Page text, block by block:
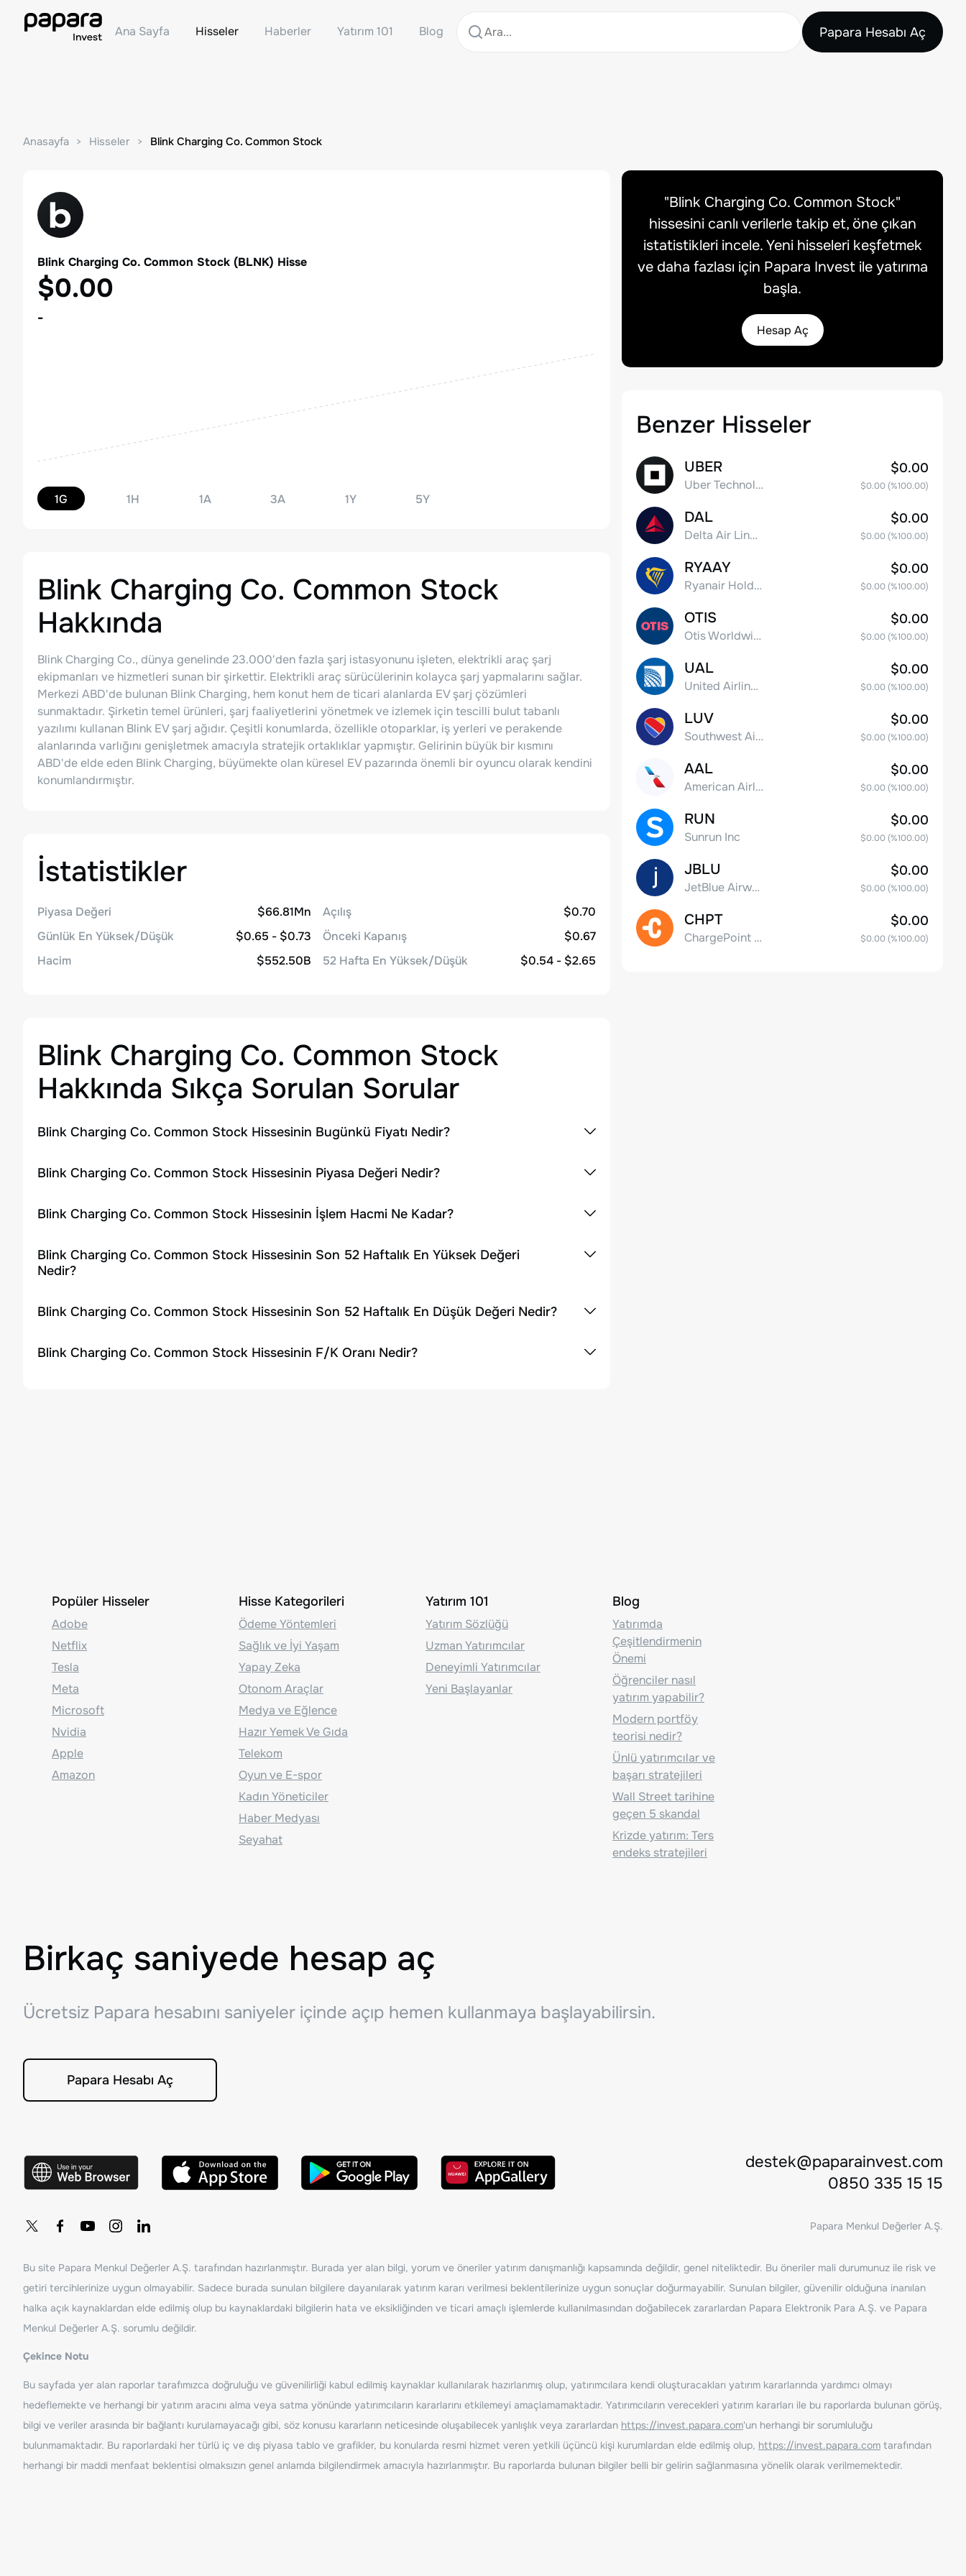
Ana Sayfa Hisseler Haberler Yatırım 101 Blog Papara Hesabı Aç
Anasayfa Hisseler Blink Charging Co. Common Stock
Blink Charging Co. Common Stock (BLNK) Hisse
$0.00
-
1G 1H 1A 3A 1Y 5Y
Blink Charging Co. Common Stock
Hakkında
Blink Charging Co., dünya genelinde 23.000'den fazla şarj istasyonunu işleten, elektrikli araç şarj
ekipmanları ve hizmetleri sunan bir şirkettir. Elektrikli araç sürücülerinin kolayca şarj yapmalarını sağlar.
Merkezi ABD'de bulunan Blink Charging, hem konut hem de ticari alanlarda EV şarj çözümleri
sunmaktadır. Şirketin temel ürünleri, şarj faaliyetlerini yönetmek ve izlemek için tescilli bulut tabanlı
yazılımı kullanan Blink EV şarj ağıdır. Çeşitli konumlarda, özellikle otoparklar, iş yerleri ve perakende
alanlarında varlığını genişletmek amacıyla stratejik ortaklıklar yapmıştır. Gelirinin büyük bir kısmını
ABD'de elde eden Blink Charging, büyümekte olan küresel EV pazarında önemli bir oyuncu olarak kendini
konumlandırmıştır.
İstatistikler
Piyasa Değeri
$66.81Mn
Günlük En Yüksek/Düşük
$0.65 - $0.73
Hacim
$552.50B
Açılış
$0.70
Önceki Kapanış
$0.67
52 Hafta En Yüksek/Düşük
$0.54 - $2.65
Blink Charging Co. Common Stock
Hakkında Sıkça Sorulan Sorular
Blink Charging Co. Common Stock Hissesinin Bugünkü Fiyatı Nedir?
Blink Charging Co. Common Stock Hissesinin Piyasa Değeri Nedir?
Blink Charging Co. Common Stock Hissesinin İşlem Hacmi Ne Kadar?
Blink Charging Co. Common Stock Hissesinin Son 52 Haftalık En Yüksek Değeri
Nedir?
Blink Charging Co. Common Stock Hissesinin Son 52 Haftalık En Düşük Değeri Nedir?
Blink Charging Co. Common Stock Hissesinin F/K Oranı Nedir?
"Blink Charging Co. Common Stock"
hissesini canlı verilerle takip et, öne çıkan
istatistikleri incele. Yeni hisseleri keşfetmek
ve daha fazlası için Papara Invest ile yatırıma
başla.
Hesap Aç
Benzer Hisseler
UBER
Uber Technologies, Inc.
$0.00
$0.00(%100.00)
DAL
Delta Air Lines, Inc.
$0.00
$0.00(%100.00)
RYAAY
Ryanair Holdings plc American Depositary Shares
$0.00
$0.00(%100.00)
OTIS
Otis Worldwide Corporation
$0.00
$0.00(%100.00)
UAL
United Airlines Holdings, Inc. Common Stock
$0.00
$0.00(%100.00)
LUV
Southwest Airlines Co.
$0.00
$0.00(%100.00)
AAL
American Airlines Group Inc.
$0.00
$0.00(%100.00)
RUN
Sunrun Inc
$0.00
$0.00(%100.00)
JBLU
JetBlue Airways Corp
$0.00
$0.00(%100.00)
CHPT
ChargePoint Holdings, Inc.
$0.00
$0.00(%100.00)
Popüler Hisseler
Adobe
Netflix
Tesla
Meta
Microsoft
Nvidia
Apple
Amazon
Hisse Kategorileri
Ödeme Yöntemleri
Sağlık ve İyi Yaşam
Yapay Zeka
Otonom Araçlar
Medya ve Eğlence
Hazır Yemek Ve Gıda
Telekom
Oyun ve E-spor
Kadın Yöneticiler
Haber Medyası
Seyahat
Yatırım 101
Yatırım Sözlüğü
Uzman Yatırımcılar
Deneyimli Yatırımcılar
Yeni Başlayanlar
Blog
Yatırımda
Çeşitlendirmenin
Önemi
Öğrenciler nasıl
yatırım yapabilir?
Modern portföy
teorisi nedir?
Ünlü yatırımcılar ve
başarı stratejileri
Wall Street tarihine
geçen 5 skandal
Krizde yatırım: Ters
endeks stratejileri
Birkaç saniyede hesap aç
Ücretsiz Papara hesabını saniyeler içinde açıp hemen kullanmaya başlayabilirsin.
Papara Hesabı Aç
destek@paparainvest.com
0850 335 15 15
Papara Menkul Değerler A.Ş.
Bu site Papara Menkul Değerler A.Ş. tarafından hazırlanmıştır. Burada yer alan bilgi, yorum ve öneriler yatırım danışmanlığı kapsamında değildir, genel niteliktedir. Bu öneriler mali durumunuz ile risk ve
getiri tercihlerinize uygun olmayabilir. Sadece burada sunulan bilgilere dayanılarak yatırım kararı verilmesi beklentilerinize uygun sonuçlar doğurmayabilir. Sunulan bilgiler, güvenilir olduğuna inanılan
halka açık kaynaklardan elde edilmiş olup bu kaynaklardaki bilgilerin hata ve eksikliğinden ve ticari amaçlı işlemlerde kullanılmasından doğabilecek zararlardan Papara Elektronik Para A.Ş. ve Papara
Menkul Değerler A.Ş. sorumlu değildir.
Çekince Notu
Bu sayfada yer alan raporlar tarafımızca doğruluğu ve güvenilirliği kabul edilmiş kaynaklar kullanılarak hazırlanmış olup, yatırımcılara kendi oluşturacakları yatırım kararlarında yardımcı olmayı
hedeflemekte ve herhangi bir yatırım aracını alma veya satma yönünde yatırımcıların kararlarını etkilemeyi amaçlamamaktadır. Yatırımcıların verecekleri yatırım kararları ile bu raporlarda bulunan görüş,
bilgi ve veriler arasında bir bağlantı kurulamayacağı gibi, söz konusu kararların neticesinde oluşabilecek yanlışlık veya zararlardan https://invest.papara.com'un herhangi bir sorumluluğu
bulunmamaktadır. Bu raporlardaki her türlü iç ve dış piyasa tablo ve grafikler, bu konularda resmi hizmet veren yetkili üçüncü kişi kurumlardan elde edilmiş olup, https://invest.papara.com tarafından
herhangi bir maddi menfaat beklentisi olmaksızın genel anlamda bilgilendirmek amacıyla hazırlanmıştır. Bu raporlarda bulunan bilgiler belli bir gelirin sağlanmasına yönelik olarak verilmemektedir.